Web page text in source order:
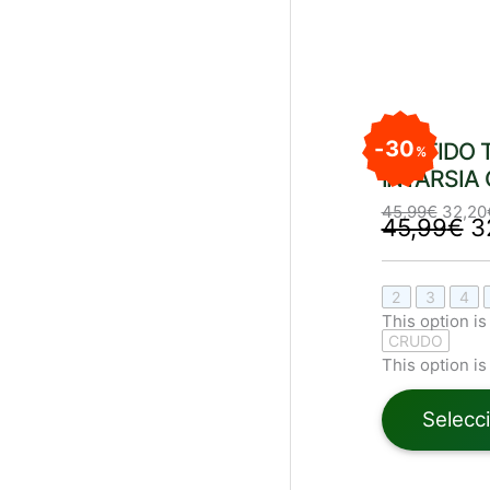
30%
VESTIDO
INTARSIA
45,99€
era:
32,20
45,99€
2 3 4
This option
CRUDO
This option